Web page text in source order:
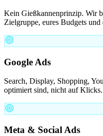
Kein Gießkannenprinzip. Wir
Zielgruppe, eures Budgets
Google Ads
Search, Display, Shopping,
optimiert sind, nicht auf Klicks.
Meta & Social Ads